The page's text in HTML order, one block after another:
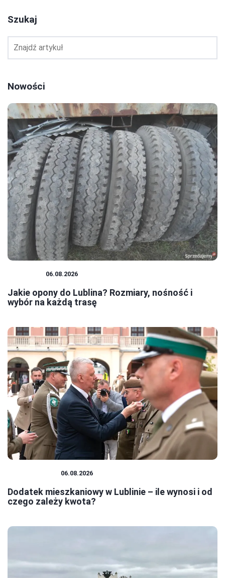
Szukaj
Nowości
06.08.2026
Jakie opony do Lublina? Rozmiary, nośność i
wybór na każdą trasę
06.08.2026
Dodatek mieszkaniowy w Lublinie – ile wynosi i od
czego zależy kwota?